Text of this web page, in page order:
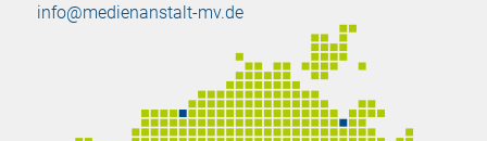
info@medienanstalt-mv.de